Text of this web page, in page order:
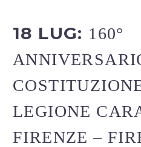
18 LUG: 160°
LEGIONE
FIRENZE –